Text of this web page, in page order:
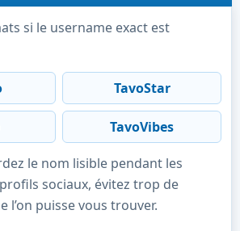
si le username exact est
TavoStar
TavoVibes
le nom lisible pendant les
sociaux, évitez trop de
l’on puisse vous trouver.